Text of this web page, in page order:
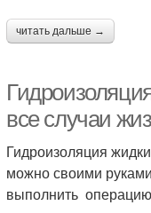
читать дальше →
все случаи
Гидроизоляция
можно своими
выполнить